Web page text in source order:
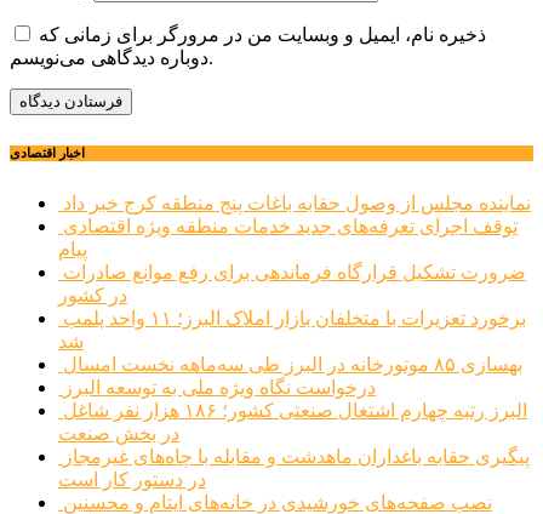
ذخیره نام، ایمیل و وبسایت من در مرورگر برای زمانی که
دوباره دیدگاهی می‌نویسم.
اخبار اقتصادی
نماینده مجلس از وصول حقابه باغات پنج منطقه کرج خبر داد
پیام
در کشور
شد
بهسازی ۸۵ موتورخانه در البرز طی سه‌ماهه نخست امسال
درخواست نگاه ویژه ملی به توسعه البرز
در بخش صنعت
در دستور کار است